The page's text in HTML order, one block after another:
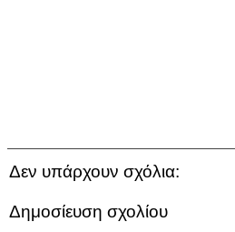
Δεν υπάρχουν σχόλια:
Δημοσίευση σχολίου